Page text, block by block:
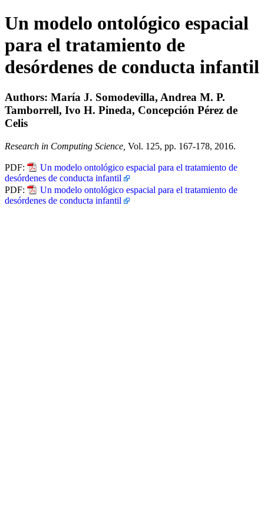
Un modelo ontológico espacial
para el tratamiento de
desórdenes de conducta infantil
Authors: María J. Somodevilla, Andrea M. P.
Tamborrell, Ivo H. Pineda, Concepción Pérez de
Celis
Research in Computing Science, Vol. 125, pp. 167-178, 2016.
PDF:
Un modelo ontológico espacial para el tratamiento de
desórdenes de conducta infantil
PDF:
Un modelo ontológico espacial para el tratamiento de
desórdenes de conducta infantil